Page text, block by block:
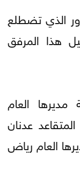
الذي تضطلع
هذا المرفق
العام
عدنان
العام رياض